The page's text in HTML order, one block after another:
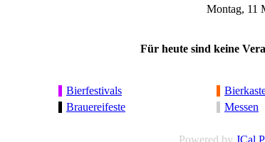
Montag, 11
Für heute sind keine
Bierfestivals
Brauereifeste Messen
Powered by JCal